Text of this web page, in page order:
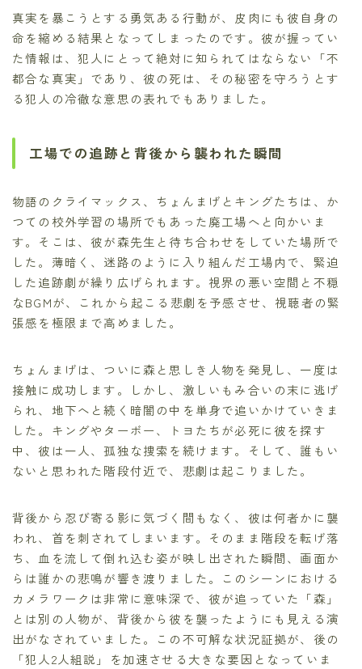
真実を暴こうとする勇気ある行動が、皮肉にも彼自身の
命を縮める結果となってしまったのです。彼が握ってい
た情報は、犯人にとって絶対に知られてはならない「不
都合な真実」であり、彼の死は、その秘密を守ろうとす
る犯人の冷徹な意思の表れでもありました。
工場での追跡と背後から襲われた瞬間
物語のクライマックス、ちょんまげとキングたちは、か
つての校外学習の場所でもあった廃工場へと向かいま
す。そこは、彼が森先生と待ち合わせをしていた場所で
した。薄暗く、迷路のように入り組んだ工場内で、緊迫
した追跡劇が繰り広げられます。視界の悪い空間と不穏
なBGMが、これから起こる悲劇を予感させ、視聴者の緊
張感を極限まで高めました。
ちょんまげは、ついに森と思しき人物を発見し、一度は
接触に成功します。しかし、激しいもみ合いの末に逃げ
られ、地下へと続く暗闇の中を単身で追いかけていきま
した。キングやターボー、トヨたちが必死に彼を探す
中、彼は一人、孤独な捜索を続けます。そして、誰もい
ないと思われた階段付近で、悲劇は起こりました。
背後から忍び寄る影に気づく間もなく、彼は何者かに襲
われ、首を刺されてしまいます。そのまま階段を転げ落
ち、血を流して倒れ込む姿が映し出された瞬間、画面か
らは誰かの悲鳴が響き渡りました。このシーンにおける
カメラワークは非常に意味深で、彼が追っていた「森」
とは別の人物が、背後から彼を襲ったようにも見える演
出がなされていました。この不可解な状況証拠が、後の
「犯人2人組説」を加速させる大きな要因となっていま